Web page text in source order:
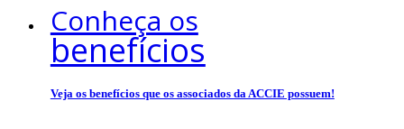
Conheça os
benefícios
Veja os benefícios que os associados da ACCIE possuem!